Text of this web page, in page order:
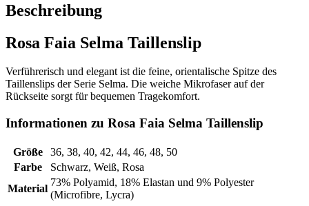
Beschreibung
Rosa Faia Selma Taillenslip
Verführerisch und elegant ist die feine, orientalische Spitze des
Taillenslips der Serie Selma. Die weiche Mikrofaser auf der
Rückseite sorgt für bequemen Tragekomfort.
Informationen zu Rosa Faia Selma Taillenslip
Größe
36, 38, 40, 42, 44, 46, 48, 50
Farbe
Schwarz, Weiß, Rosa
Material
73% Polyamid, 18% Elastan und 9% Polyester
(Microfibre, Lycra)